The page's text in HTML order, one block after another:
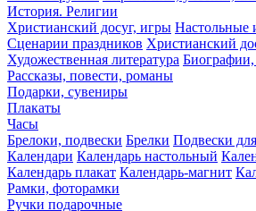
История. Религии
Христианский досуг, игры Настольные
Сценарии праздников Христианский
Художественная литература Биографии,
Рассказы, повести, романы
Подарки, сувениры
Плакаты
Часы
Брелоки, подвески Брелки Подвески
Календари Календарь настольный
Календарь плакат Календарь-магнит
Рамки, фоторамки
Ручки подарочные